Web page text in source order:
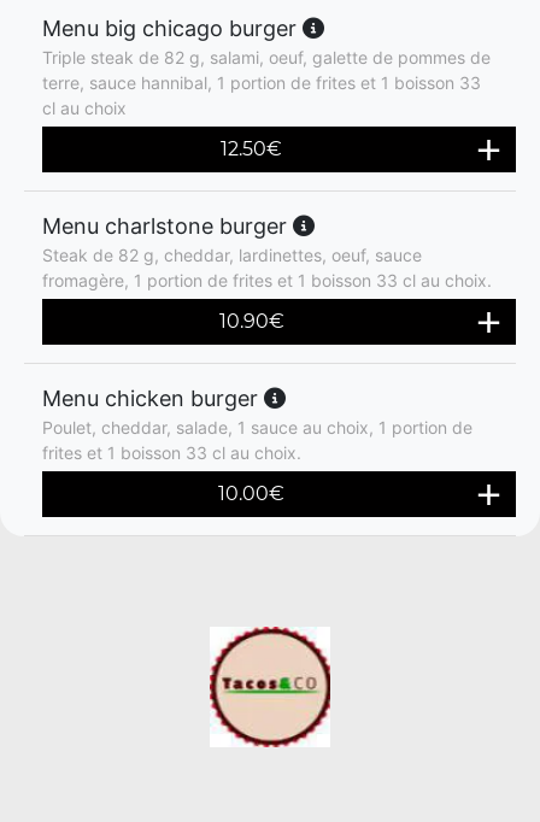
Menu big chicago burger
Triple steak de 82 g, salami, oeuf, galette de pommes de
terre, sauce hannibal, 1 portion de frites et 1 boisson 33
cl au choix
12.50€
Menu charlstone burger
Steak de 82 g, cheddar, lardinettes, oeuf, sauce
fromagère, 1 portion de frites et 1 boisson 33 cl au choix.
10.90€
Menu chicken burger
Poulet, cheddar, salade, 1 sauce au choix, 1 portion de
frites et 1 boisson 33 cl au choix.
10.00€